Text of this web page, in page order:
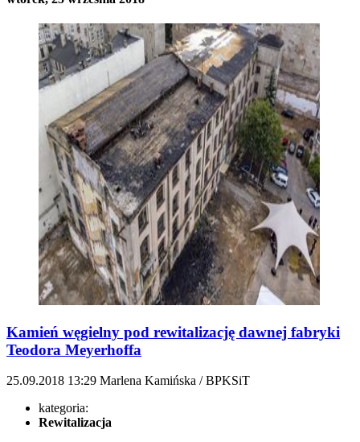
Kamień węgielny pod rewitalizację dawnej fabryki
Teodora Meyerhoffa
25.09.2018 13:29 Marlena Kamińska / BPKSiT
kategoria:
Rewitalizacja